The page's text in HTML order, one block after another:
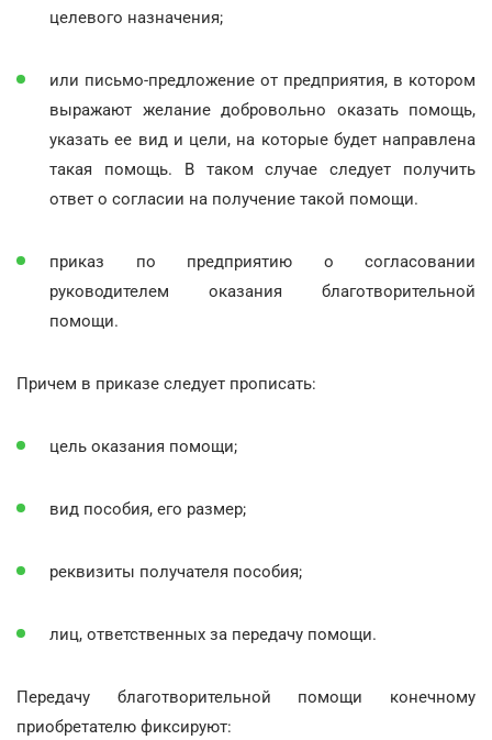
целевого назначения;
или письмо-предложение от предприятия, в котором
выражают желание добровольно оказать помощь,
указать ее вид и цели, на которые будет направлена
такая помощь. В таком случае следует получить
ответ о согласии на получение такой помощи.
приказ по предприятию о согласовании
руководителем оказания благотворительной
помощи.
Причем в приказе следует прописать:
цель оказания помощи;
вид пособия, его размер;
реквизиты получателя пособия;
лиц, ответственных за передачу помощи.
Передачу благотворительной помощи конечному
приобретателю фиксируют: